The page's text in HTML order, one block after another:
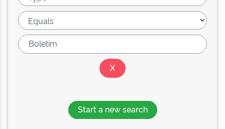
Start a new search